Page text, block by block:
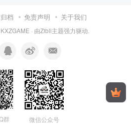
档 免责声明 关于我们
KXZGAME · 由Zibll主题强力驱动.
群 微信公众号